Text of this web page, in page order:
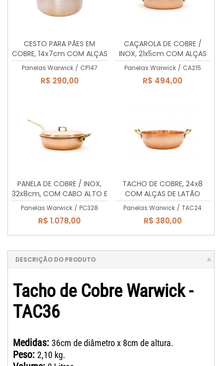
CESTO PARA PÃES EM
COBRE, 14x7cm COM ALÇAS
DE LATÃO MACIÇO, 1 Lt.
Panelas Warwick / CP147
R$ 290,00
CAÇAROLA DE COBRE /
INOX, 21x5cm COM ALÇAS
DE LATÃO MACIÇO, 1,73 Lts
Panelas Warwick / CA215
R$ 494,00
PANELA DE COBRE / INOX,
32x8cm, COM CABO ALTO E
ALÇA DE LATÃO MACIÇO, 5,2
Litros
Panelas Warwick / PC328
R$ 1.078,00
TACHO DE COBRE, 24x8
COM ALÇAS DE LATÃO
MACIÇO, 3 Lts.
Panelas Warwick / TAC24
R$ 380,00
DESCRIÇÃO DO PRODUTO
Tacho de Cobre Warwick -
TAC36
Medidas: 36cm de diâmetro x 8cm de altura.
Peso: 2,10 kg.